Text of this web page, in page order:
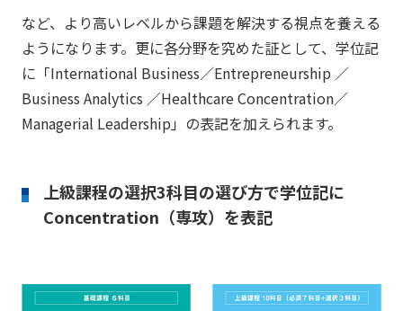
など、より高いレベルから課題を解決する視点を養える
ようになります。更に各分野を究めた証として、学位記
に「International Business／Entrepreneurship ／
Business Analytics ／Healthcare Concentration／
Managerial Leadership」の表記を加えられます。
上級課程の選択3科目の選び方で学位記に
Concentration（専攻）を表記